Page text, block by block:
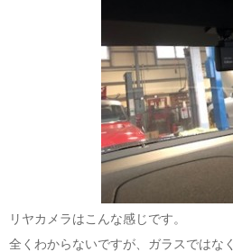
リヤカメラはこんな感じです。
全くわからないですが、ガラスではなく